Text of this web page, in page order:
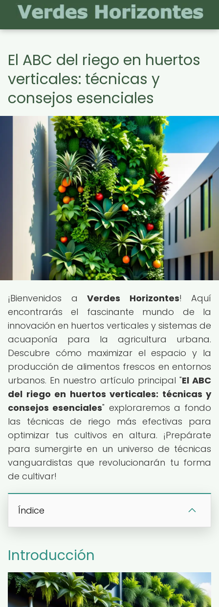
El ABC del riego en huertos
verticales: técnicas y
consejos esenciales
¡Bienvenidos a Verdes Horizontes! Aquí
encontrarás el fascinante mundo de la
innovación en huertos verticales y sistemas de
acuaponía para la agricultura urbana.
Descubre cómo maximizar el espacio y la
producción de alimentos frescos en entornos
urbanos. En nuestro artículo principal "El ABC
del riego en huertos verticales: técnicas y
consejos esenciales" exploraremos a fondo
las técnicas de riego más efectivas para
optimizar tus cultivos en altura. ¡Prepárate
para sumergirte en un universo de técnicas
vanguardistas que revolucionarán tu forma
de cultivar!
Índice
Introducción